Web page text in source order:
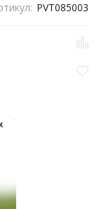
PVT085003